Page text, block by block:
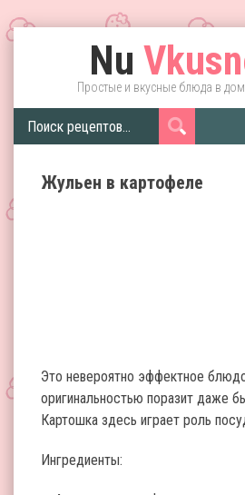
Nu
Простые и вкусные блюда в
Жульен в картофеле
Это невероятно эффектное
оригинальностью поразит даже
Картошка здесь играет роль
Ингредиенты: